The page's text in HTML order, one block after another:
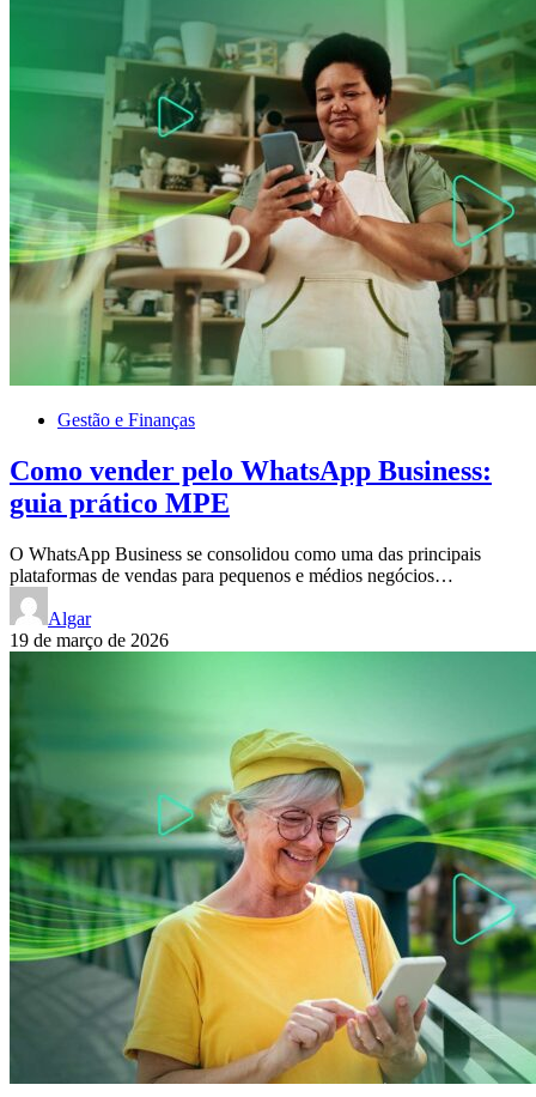
Gestão e Finanças
Como vender pelo WhatsApp Business:
guia prático MPE
O WhatsApp Business se consolidou como uma das principais
plataformas de vendas para pequenos e médios negócios…
Algar
19 de março de 2026